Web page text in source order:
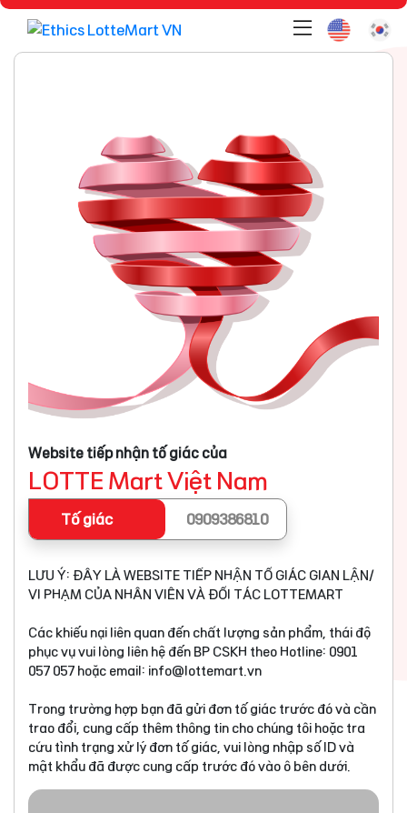
Website tiếp nhận tố giác của
LOTTE Mart Việt Nam
Tố giác 0909386810
LƯU Ý: ĐÂY LÀ WEBSITE TIẾP NHẬN TỐ GIÁC GIAN LẬN/
VI PHẠM CỦA NHÂN VIÊN VÀ ĐỐI TÁC LOTTEMART
Các khiếu nại liên quan đến chất lượng sản phẩm, thái độ
phục vụ vui lòng liên hệ đến BP CSKH theo Hotline: 0901
057 057 hoặc email: info@lottemart.vn
Trong trường hợp bạn đã gửi đơn tố giác trước đó và cần
trao đổi, cung cấp thêm thông tin cho chúng tôi hoặc tra
cứu tình trạng xử lý đơn tố giác, vui lòng nhập số ID và
mật khẩu đã được cung cấp trước đó vào ô bên dưới.